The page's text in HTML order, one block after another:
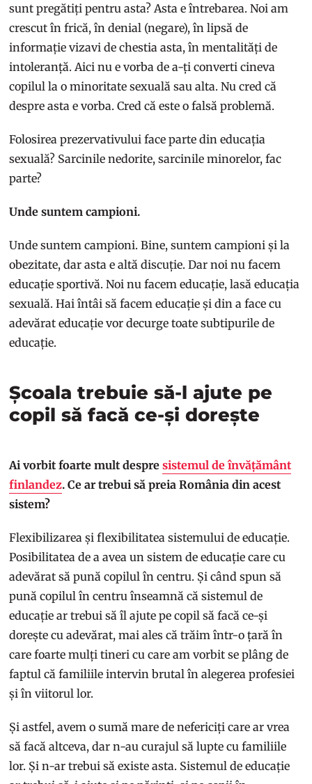
sunt pregătiți pentru asta? Asta e întrebarea. Noi am
crescut în frică, în denial (negare), în lipsă de
informație vizavi de chestia asta, în mentalități de
intoleranță. Aici nu e vorba de a-ți converti cineva
copilul la o minoritate sexuală sau alta. Nu cred că
despre asta e vorba. Cred că este o falsă problemă.
Folosirea prezervativului face parte din educația
sexuală? Sarcinile nedorite, sarcinile minorelor, fac
parte?
Unde suntem campioni.
Unde suntem campioni. Bine, suntem campioni și la
obezitate, dar asta e altă discuție. Dar noi nu facem
educație sportivă. Noi nu facem educație, lasă educația
sexuală. Hai întâi să facem educație și din a face cu
adevărat educație vor decurge toate subtipurile de
educație.
Școala trebuie să-l ajute pe
copil să facă ce-și dorește
Ai vorbit foarte mult despresistemul de învățământ
finlandez. Ce ar trebui să preia România din acest
sistem?
Flexibilizarea și flexibilitatea sistemului de educație.
Posibilitatea de a avea un sistem de educație care cu
adevărat să pună copilul în centru. Și când spun să
pună copilul în centru înseamnă că sistemul de
educație ar trebui să îl ajute pe copil să facă ce-și
dorește cu adevărat, mai ales că trăim într-o țară în
care foarte mulți tineri cu care am vorbit se plâng de
faptul că familiile intervin brutal în alegerea profesiei
și în viitorul lor.
Și astfel, avem o sumă mare de nefericiți care ar vrea
să facă altceva, dar n-au curajul să lupte cu familiile
lor. Și n-ar trebui să existe asta. Sistemul de educație